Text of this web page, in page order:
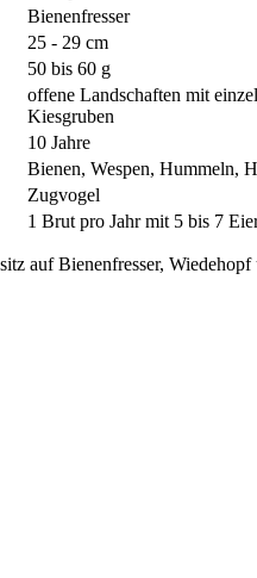
Bienenfresser
25 - 29 cm
50 bis 60 g
offene Landschaften mit
Kiesgruben
10 Jahre
Bienen, Wespen, Hummeln,
Zugvogel
1 Brut pro Jahr mit 5 bis 7
auf Bienenfresser,